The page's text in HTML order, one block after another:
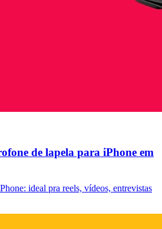
de lapela para iPhone em
ideal pra reels, vídeos, entrevistas